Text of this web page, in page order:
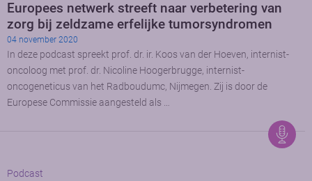
Europees netwerk streeft naar verbetering van
zorg bij zeldzame erfelijke tumorsyndromen
04 november 2020
In deze podcast spreekt prof. dr. ir. Koos van der Hoeven, internist-
oncoloog met prof. dr. Nicoline Hoogerbrugge, internist-
oncogeneticus van het Radboudumc, Nijmegen. Zij is door de
Europese Commissie aangesteld als …
Podcast